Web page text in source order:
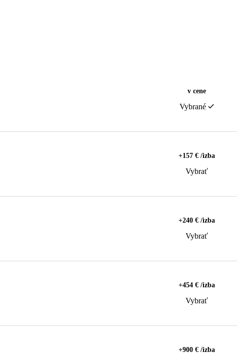
v cene
Vybrané
+157 € /izba
Vybrať
+240 € /izba
Vybrať
+454 € /izba
Vybrať
+900 € /izba